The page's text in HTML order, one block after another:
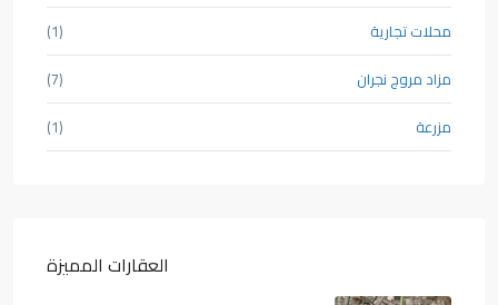
محلات تجارية
(1)
مزاد مروج نجران
(7)
مزرعة
(1)
العقارات المميزة